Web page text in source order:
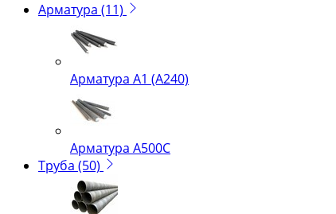
Арматура (11)
Арматура А1 (А240)
Арматура А500С
Труба (50)